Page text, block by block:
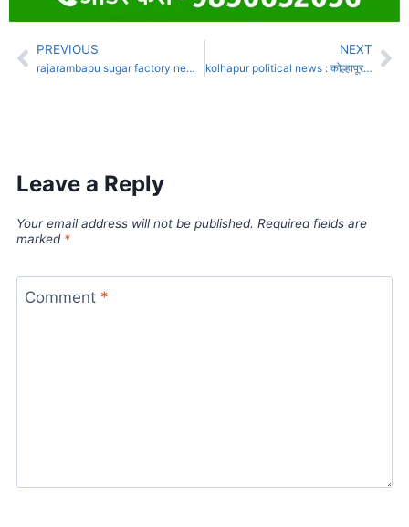
PREVIOUS
rajarambapu sugar factory news : राजारामबापू पाटील सहकारी साखर कारखान्यास “राष्ट्रीय ऊस विकास पुरस्कार
NEXT
kolhapur political news : कोल्हापूर जिल्ह्यात सरपंचपदासाठी तिसर्‍यांदा फेरआरक्षण काढणार
Leave a Reply
Your email address will not be published. Required fields are
marked *
Comment *